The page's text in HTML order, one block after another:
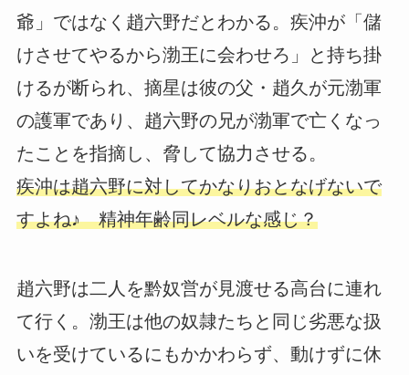
爺」ではなく趙六野だとわかる。疾沖が「儲
けさせてやるから渤王に会わせろ」と持ち掛
けるが断られ、摘星は彼の父・趙久が元渤軍
の護軍であり、趙六野の兄が渤軍で亡くなっ
たことを指摘し、脅して協力させる。
疾沖は趙六野に対してかなりおとなげないで
すよね♪ 精神年齢同レベルな感じ？
趙六野は二人を黔奴営が見渡せる高台に連れ
て行く。渤王は他の奴隷たちと同じ劣悪な扱
いを受けているにもかかわらず、動けずに休